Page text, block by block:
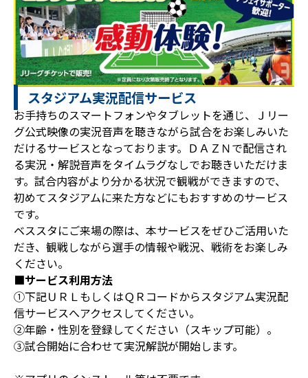
スタジアム実況配信サービス
お手持ちのスマートフォンやタブレットを通じ、Ｊリー
グ公式映像の実況音声を聴きながら試合をお楽しみいた
だけるサービスとなっております。ＤＡＺＮで配信され
る実況・解説音声をタイムラグなしでお聴きいただけま
す。試合内容がより分かる状況で観戦ができますので、
初めてスタジアムに来た方などにもおすすめのサービス
です。
ベススタにご来場の際は、本サービスをぜひご活用いた
だき、観戦しながら選手の情報や戦況、戦術をお楽しみ
ください。
■サービス利用方法
①下記ＵＲＬもしくはＱＲコードからスタジアム実況配
信サービスへアクセスしてください。
②年齢・性別を登録してください（スキップ可能）。
③試合開始に合わせて実況解説が開始します。